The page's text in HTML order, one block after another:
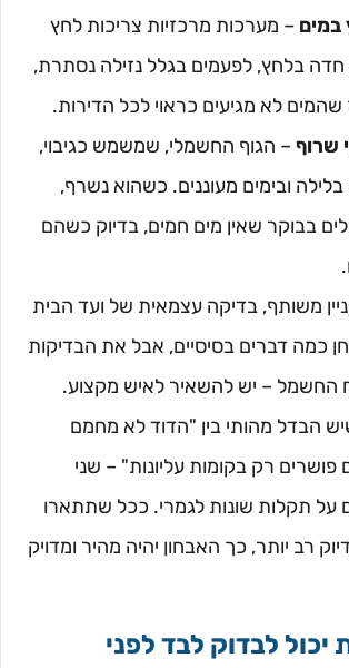
במים – מערכות מרכזיות צריכות לחץ
חדה בלחץ, לפעמים בגלל נזילה נסתרת,
לא מגיעים כראוי לכל הדירות.
שרוף – הגוף החשמלי, שמשמש כגיבוי,
בלילה ובימים מעוננים. כשהוא נשרף,
בבוקר שאין מים חמים, בדיוק כשהם
משותף, בדיקה עצמאית של ועד הבית
כמה דברים בסיסיים, אבל את הבדיקות
החשמל – יש להשאיר לאיש מקצוע.
הבדל מהותי בין "הדוד לא מחמם
פושרים רק בקומות עליונות" – שני
על תקלות שונות לגמרי. ככל שתתארו
רב יותר, כך האבחון יהיה מהיר ומדויק
יכול לבדוק לבד לפני